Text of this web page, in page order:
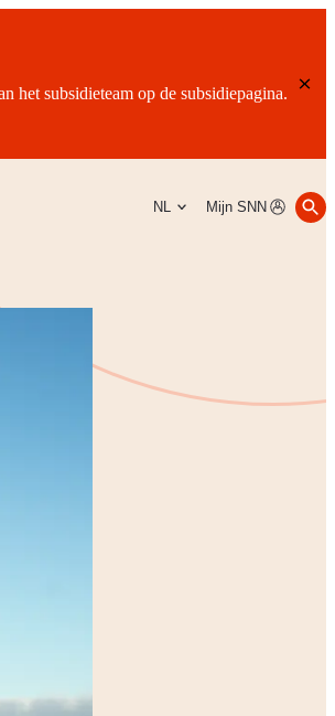
het subsidieteam op de subsidiepagina.
NL Mijn SNN